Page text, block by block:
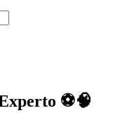
⚽🧠